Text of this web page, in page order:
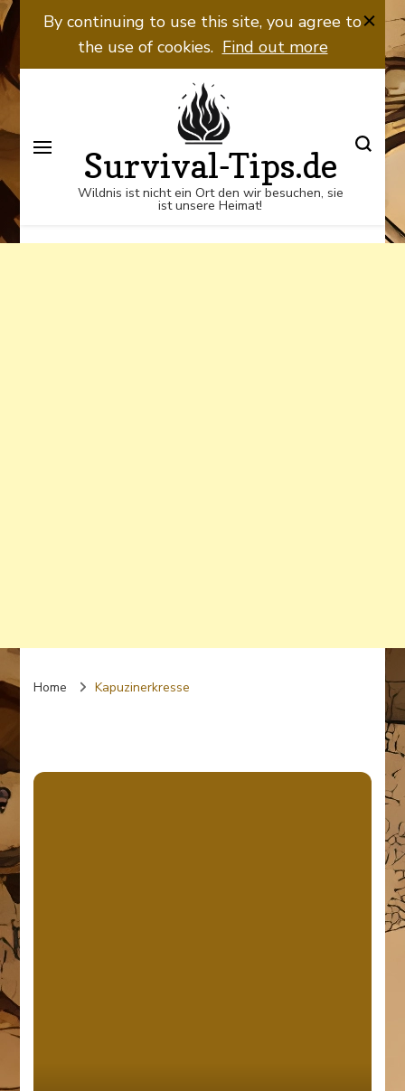
Wildnis ist nicht ein Ort den wir
besuchen, sie ist unsere Heimat!
By continuing to use this site, you agree to
the use of cookies. Find out more
Survival-Tips.de
Wildnis ist nicht ein Ort den wir besuchen, sie
ist unsere Heimat!
Home Kapuzinerkresse